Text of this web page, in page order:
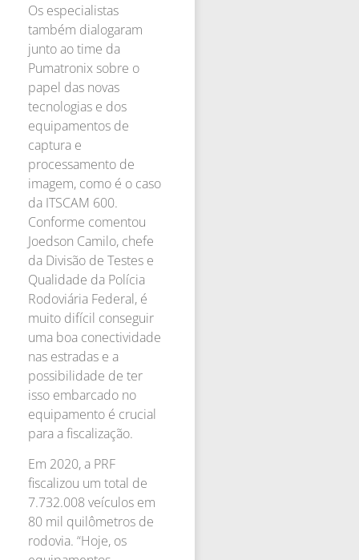
Os especialistas
também dialogaram
junto ao time da
Pumatronix sobre o
papel das novas
tecnologias e dos
equipamentos de
captura e
processamento de
imagem, como é o caso
da ITSCAM 600.
Conforme comentou
Joedson Camilo, chefe
da Divisão de Testes e
Qualidade da Polícia
Rodoviária Federal, é
muito difícil conseguir
uma boa conectividade
nas estradas e a
possibilidade de ter
isso embarcado no
equipamento é crucial
para a fiscalização.
Em 2020, a PRF
fiscalizou um total de
7.732.008 veículos em
80 mil quilômetros de
rodovia. “Hoje, os